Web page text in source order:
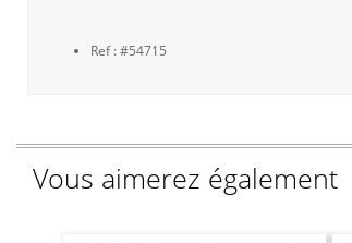
Ref : #54715
Vous aimerez également